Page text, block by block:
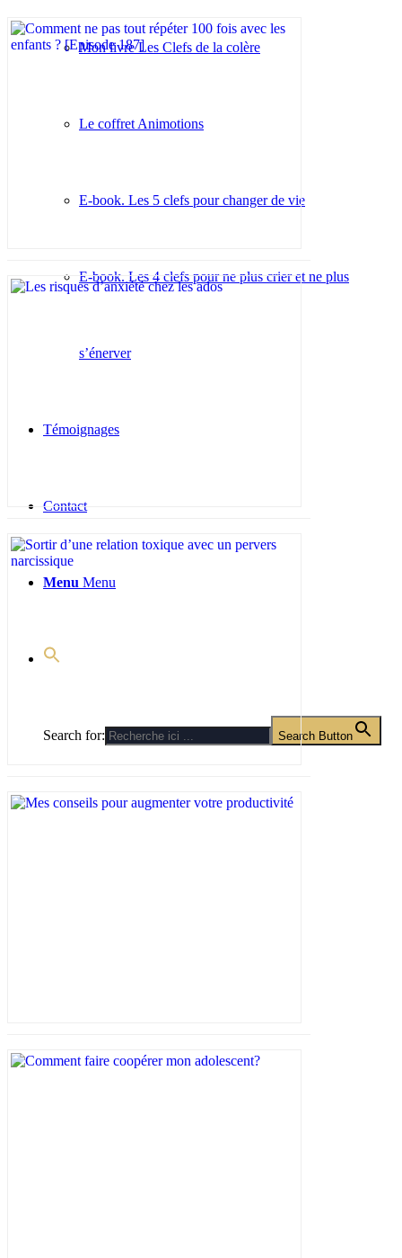
Mon livre Les Clefs de la colère
Le coffret Animotions
E-book. Les 5 clefs pour changer de vie
E-book. Les 4 clefs pour ne plus crier et ne plus
s’énerver
Témoignages
Contact
Menu Menu
Search for: Search Button